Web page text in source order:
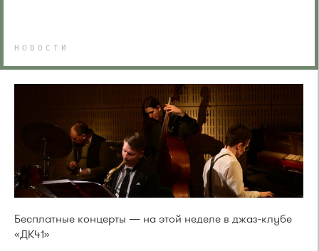
НОВОСТИ
Бесплатные концерты — на этой неделе в джаз-клубе
«ДК41»